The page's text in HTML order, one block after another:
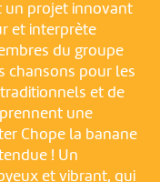
un projet innovant
et interprète
du groupe
chansons pour les
et de
une
Chope la banane
! Un
et vibrant, qui